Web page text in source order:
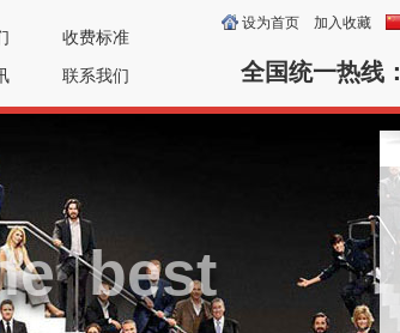
收费标准
联系我们
设为首页 加入收藏
全国统一热线：
best